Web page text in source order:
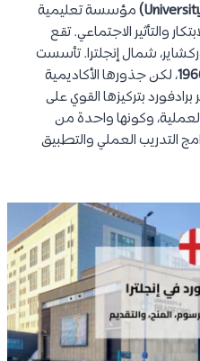
مؤسسة تعليمية
والتأثير الاجتماعي. تقع
شمال إنجلترا. تأسست
، لكن جذورها الأكاديمية
بتركيزها القوي على
العملية، وكونها واحدة من
التدريب العملي والتطبيق